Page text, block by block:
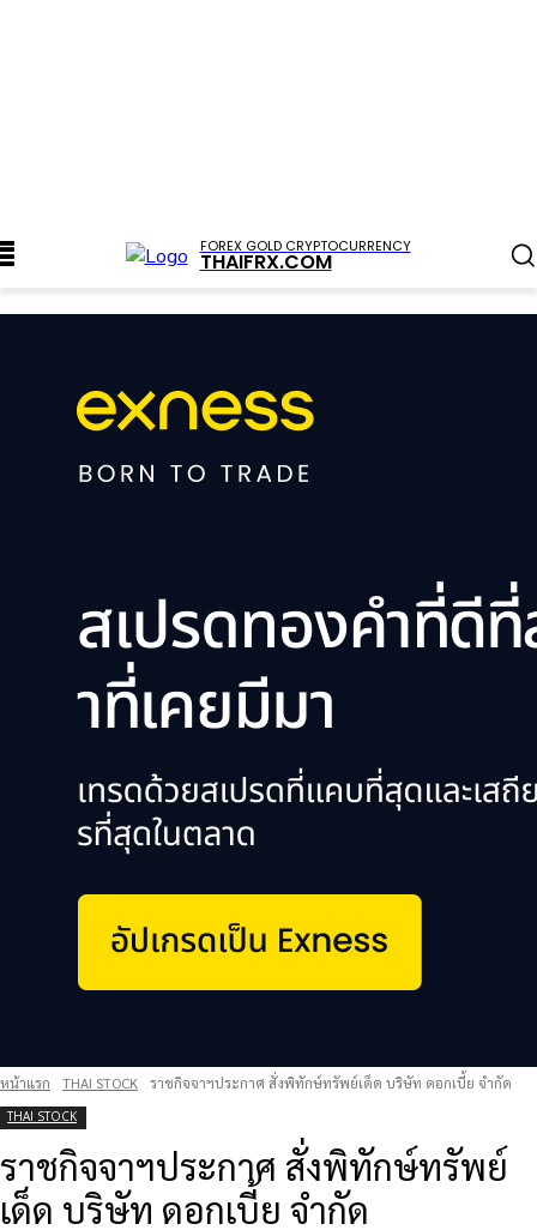
FOREX GOLD CRYPTOCURRENCY
THAIFRX.COM
หน้าแรก THAI STOCK ราชกิจจาฯประกาศ สั่งพิทักษ์ทรัพย์เด็ด บริษัท ดอกเบี้ย จำกัด
THAI STOCK
ราชกิจจาฯประกาศ สั่งพิทักษ์ทรัพย์
เด็ด บริษัท ดอกเบี้ย จำกัด